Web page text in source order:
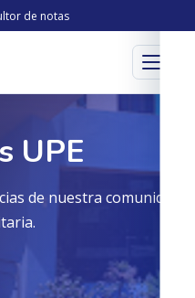
de notas
Menú
UPE
de nuestra comunidad